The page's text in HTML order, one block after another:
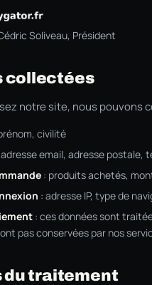
Soliveau, Président
collectées
notre site, nous pouvons
civilité
email, adresse postale,
: produits achetés,
: adresse IP, type de
: ces données sont
pas conservées par nos
du traitement